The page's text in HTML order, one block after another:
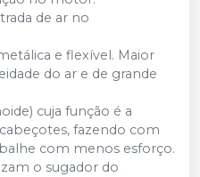
de ar no
e flexível. Maior
do ar e de grande
cuja função é a
fazendo com
com menos esforço.
o sugador do